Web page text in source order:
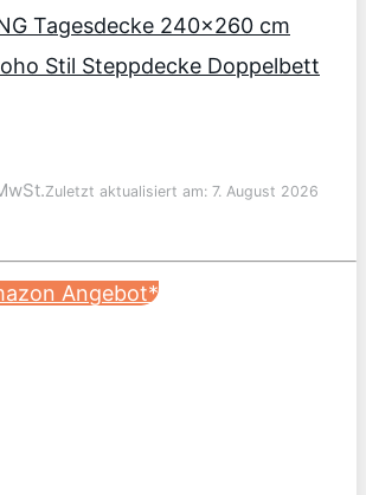
Tagesdecke 240×260 cm
Stil Steppdecke Doppelbett
Zuletzt aktualisiert am: 7. August 2026
Angebot*